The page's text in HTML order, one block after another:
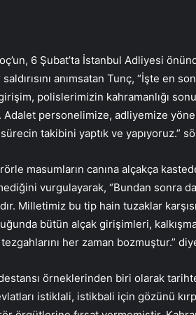
6 Şubat’ta İstanbul Adliyesi
anımsatan Tunç, “İşte en
polislerimizin kahramanlığı
personelimize, adliyemize
takibini yaptık ve yapıyoruz.”
masumların canına alçakça
vurgulayarak, “Bundan sonra
Milletimiz bu tip hain tuzaklar
bütün alçak girişimleri,
her zaman bozmuştur.”
örneklerinden biri olarak
istiklali, istikbali için gözünü